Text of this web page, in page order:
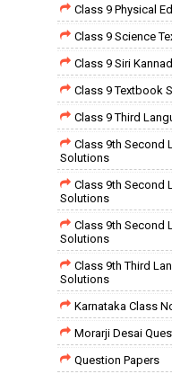
Class 9 Physical
Class 9 Science
Class 9 Siri
Class 9 Textbook
Class 9 Third
Class 9th Second
Solutions
Class 9th Second
Solutions
Class 9th Second
Solutions
Class 9th Third
Solutions
Karnataka Class
Morarji Desai
Question Papers